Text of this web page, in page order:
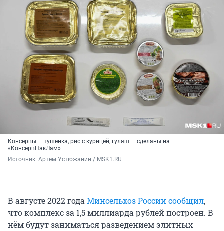
Консервы — тушенка, рис с курицей, гуляш — сделаны на
«КонсервПакЛам»
Источник: Артем Устюжанин / MSK1.RU
В августе 2022 года Минсельхоз России сообщил,
что комплекс за 1,5 миллиарда рублей построен. В
нём будут заниматься разведением элитных